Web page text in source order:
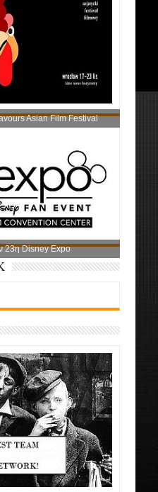
Asian Film Festival
23η Disney Expo